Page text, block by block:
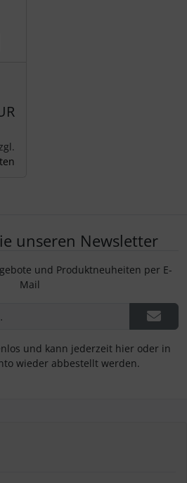
unseren Newsletter
und Produktneuheiten per E-
Mail
und kann jederzeit hier oder in
wieder abbestellt werden.